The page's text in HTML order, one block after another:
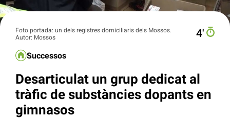
Foto portada: un dels registres domiciliaris dels Mossos.
Autor: Mossos
4′
Successos
Desarticulat un grup dedicat al
tràfic de substàncies dopants en
gimnasos